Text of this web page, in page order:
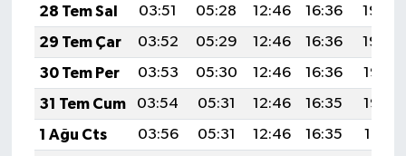
28 Tem Sal
03:51 05:28 12:46 16:36
19:54
29 Tem Çar
03:52 05:29 12:46 16:36
19:54
30 Tem Per
03:53 05:30 12:46 16:36
19:53
31 Tem Cum
03:54 05:31 12:46 16:35
19:52
1 Ağu Cts
03:56 05:31 12:46 16:35
19:51